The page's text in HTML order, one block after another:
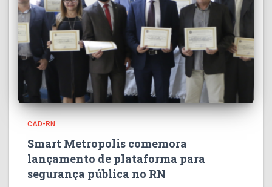
CAD-RN
Smart Metropolis comemora
lançamento de plataforma para
segurança pública no RN